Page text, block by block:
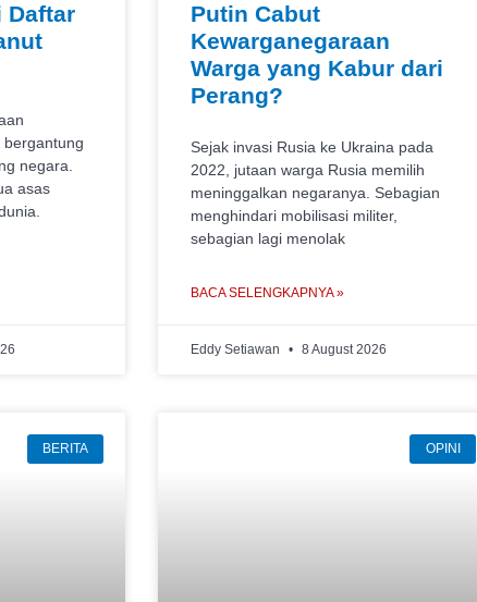
Daftar
negara.
asas
Putin Cabut
Kewarganegaraan
Warga yang Kabur dari
Perang?
Sejak invasi Rusia ke Ukraina pada
2022, jutaan warga Rusia memilih
meninggalkan negaranya. Sebagian
menghindari mobilisasi militer,
sebagian lagi menolak
BACA SELENGKAPNYA »
Eddy Setiawan 8 August 2026
BERITA OPINI